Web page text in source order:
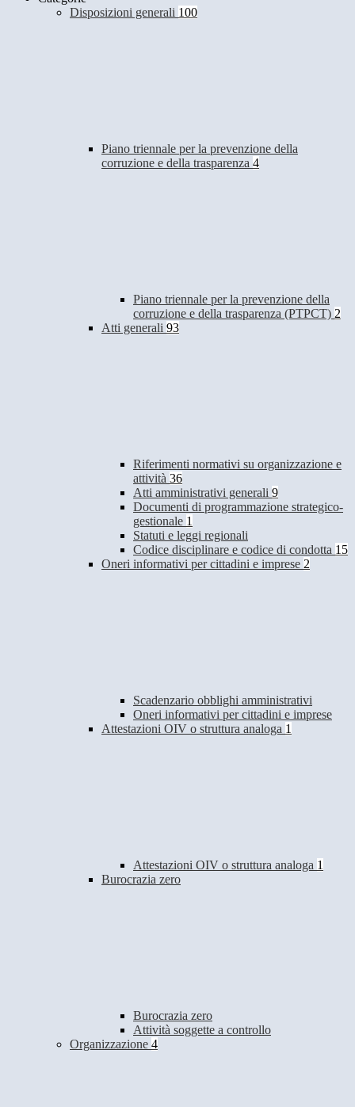
Disposizioni generali 100
Piano triennale per la prevenzione della
corruzione e della trasparenza 4
Piano triennale per la prevenzione della
corruzione e della trasparenza (PTPCT) 2
Atti generali 93
Riferimenti normativi su organizzazione e
attività 36
Atti amministrativi generali 9
Documenti di programmazione strategico-
gestionale 1
Statuti e leggi regionali
Codice disciplinare e codice di condotta 15
Oneri informativi per cittadini e imprese 2
Scadenzario obblighi amministrativi
Oneri informativi per cittadini e imprese
Attestazioni OIV o struttura analoga 1
Attestazioni OIV o struttura analoga 1
Burocrazia zero
Burocrazia zero
Attività soggette a controllo
Organizzazione 4